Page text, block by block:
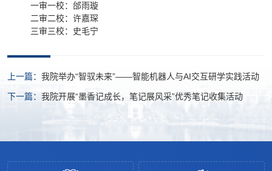
一审一校：邰雨璇
二审二校：许嘉琛
三审三校：史毛宁
上一篇： 我院举办“智驭未来”——智能机器人与AI交互研学实践活动
下一篇： 我院开展“墨香记成长，笔记展风采”优秀笔记收集活动